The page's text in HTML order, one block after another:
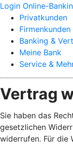
Login Online-
Privatkunden
Firmenkunden
Banking &
Meine Bank
Service &
Vertrag
Sie haben das
gesetzlichen
widerrufen. Für die